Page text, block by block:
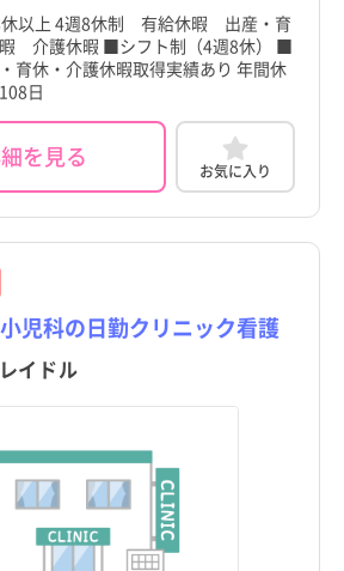
以上 4週8休制 有給休暇 出産・育
介護休暇 ■シフト制（4週8休） ■
育休・介護休暇取得実績あり 年間休
日
を見る お気に入り
児科の日勤クリニック看護
イドル